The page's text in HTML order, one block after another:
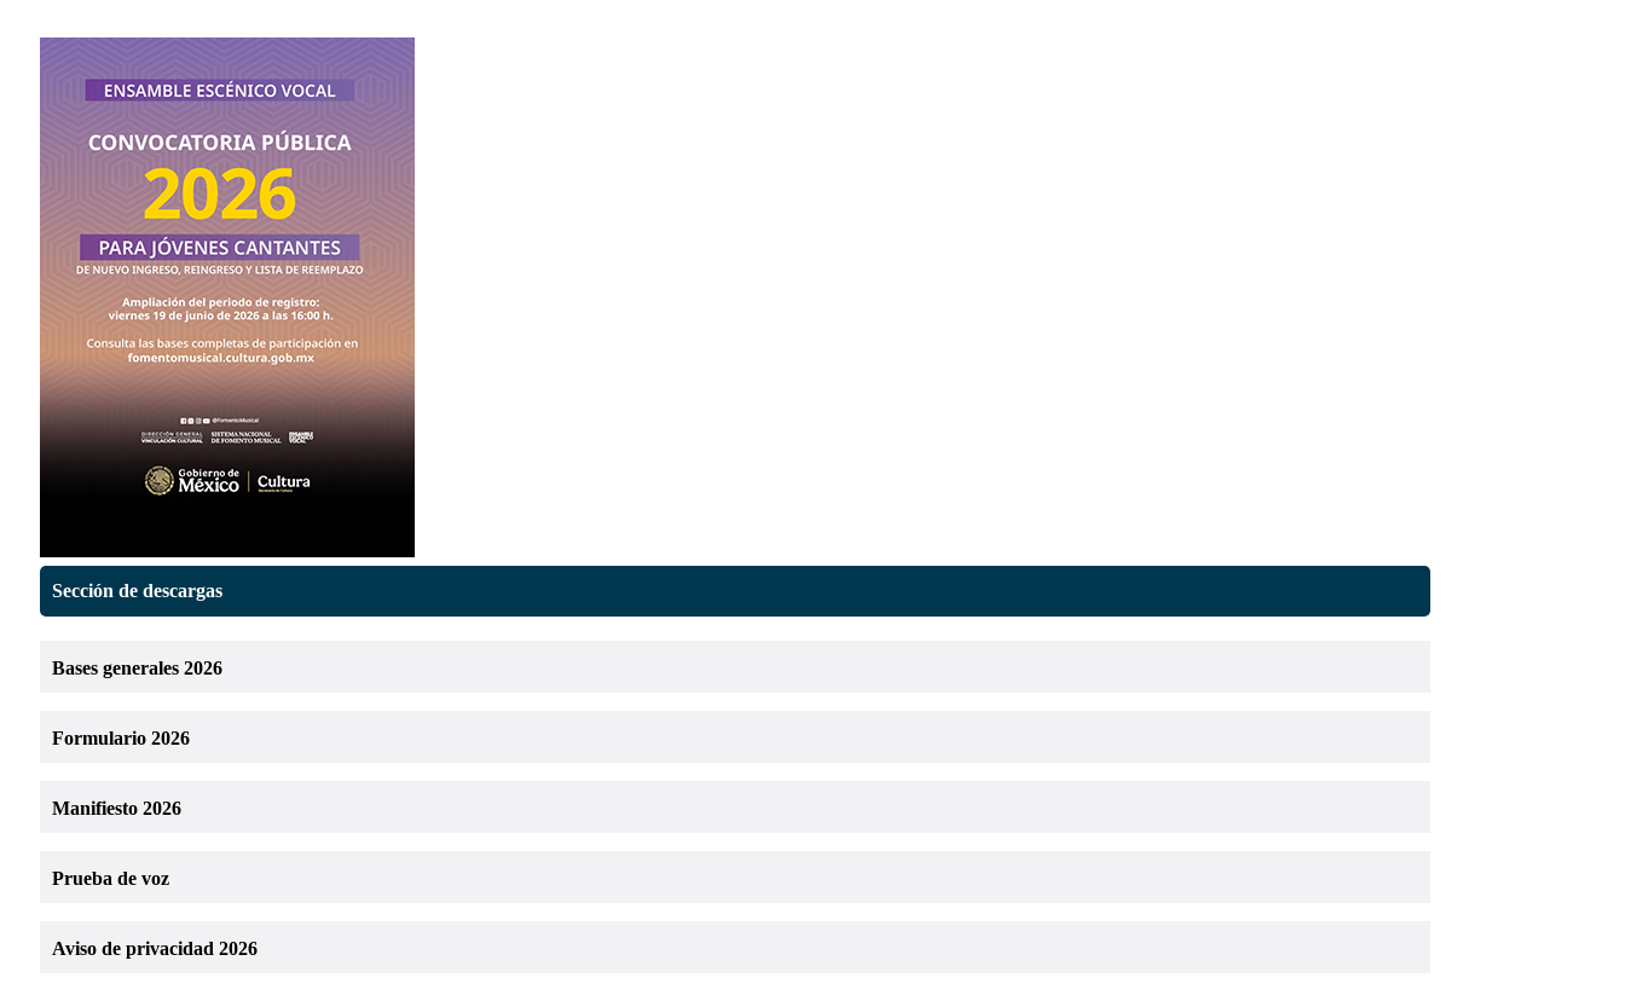
Sección de descargas
Bases generales 2026
Formulario 2026
Manifiesto 2026
Prueba de voz
Aviso de privacidad 2026